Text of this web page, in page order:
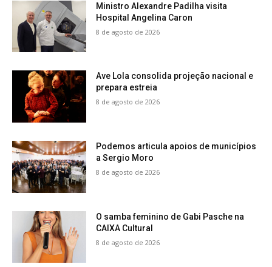
Ministro Alexandre Padilha visita
Hospital Angelina Caron
8 de agosto de 2026
Ave Lola consolida projeção nacional e
prepara estreia
8 de agosto de 2026
Podemos articula apoios de municípios
a Sergio Moro
8 de agosto de 2026
O samba feminino de Gabi Pasche na
CAIXA Cultural
8 de agosto de 2026